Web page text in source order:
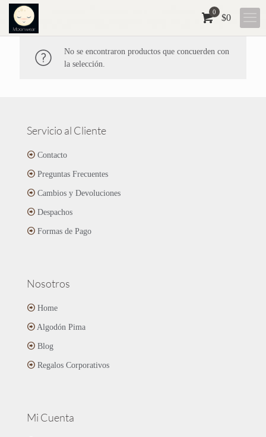
0
$0
No se encontraron productos que concuerden con
la selección.
Servicio al Cliente
Contacto
Preguntas Frecuentes
Cambios y Devoluciones
Despachos
Formas de Pago
Nosotros
Home
Algodón Pima
Blog
Regalos Corporativos
Mi Cuenta